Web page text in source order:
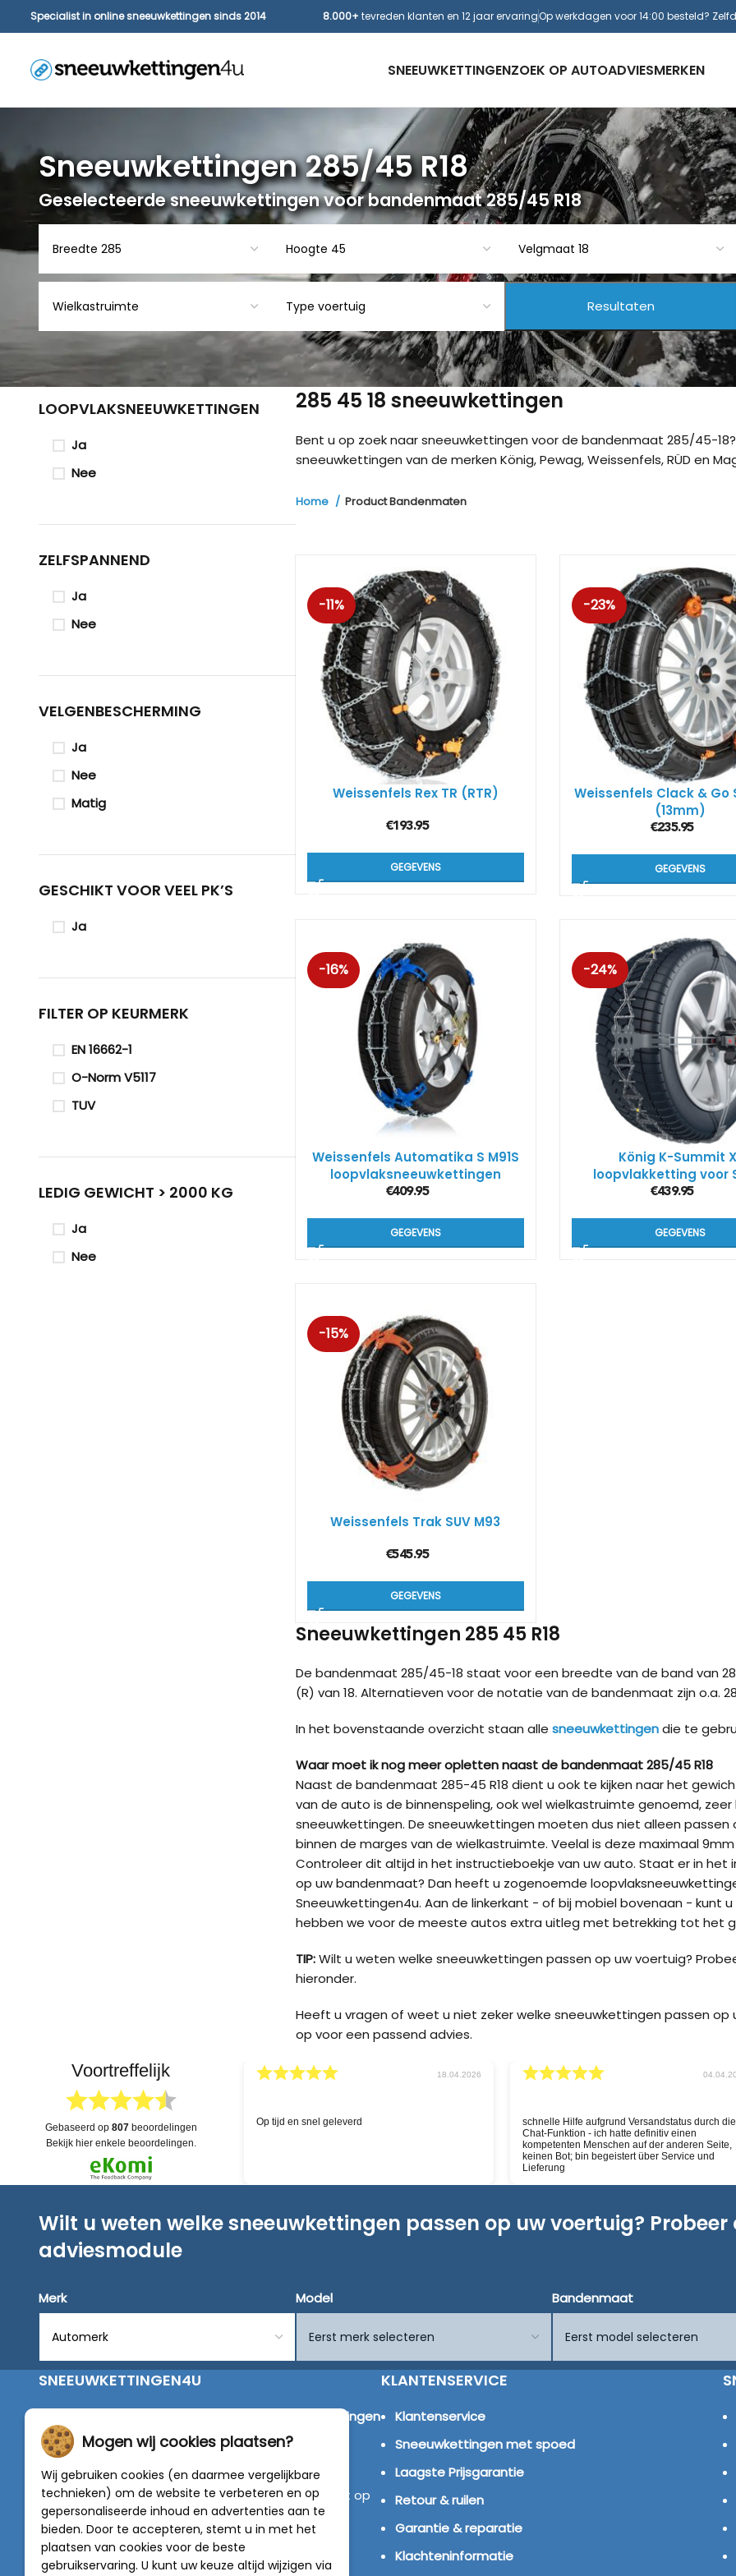
Specialist in online sneeuwkettingen sinds 2014 8.000+ tevreden klanten en 12 jaar ervaringOp werkdagen voor 14:00 besteld?
SNEEUWKETTINGENZOEK OP AUTOADVIESMERKEN
Sneeuwkettingen 285/45 R18
Geselecteerde sneeuwkettingen voor bandenmaat 285/45 R18
285 45 18 sneeuwkettingen
Bent u op zoek naar sneeuwkettingen voor de bandenmaat 285/45-
sneeuwkettingen van de merken König, Pewag, Weissenfels, RÜD en
Home Product Bandenmaten
-11%
Weissenfels Rex TR (RTR)
€193.95
GEGEVENS
-23%
Weissenfels Clack & Go
(13mm)
€235.95
GEGEVENS
-16%
Weissenfels Automatika S M91S
loopvlaksneeuwkettingen
€409.95
GEGEVENS
-24%
König K-Summit
loopvlakketting voor
€439.95
GEGEVENS
-15%
Weissenfels Trak SUV M93
€545.95
GEGEVENS
Sneeuwkettingen 285 45 R18
De bandenmaat 285/45-18 staat voor een breedte van de band van
(R) van 18. Alternatieven voor de notatie van de bandenmaat zijn o.a.
In het bovenstaande overzicht staan alle sneeuwkettingendie te
Waar moet ik nog meer opletten naast de bandenmaat 285/45 R18
Naast de bandenmaat 285-45 R18 dient u ook te kijken naar het
van de auto is de binnenspeling, ook wel wielkastruimte genoemd,
sneeuwkettingen. De sneeuwkettingen moeten dus niet alleen
binnen de marges van de wielkastruimte. Veelal is deze maximaal
Controleer dit altijd in het instructieboekje van uw auto. Staat er in het
op uw bandenmaat? Dan heeft u zogenoemde
Sneeuwkettingen4u. Aan de linkerkant - of bij mobiel bovenaan - kunt
hebben we voor de meeste autos extra uitleg met betrekking tot het
TIP:Wilt u weten welke sneeuwkettingen passen op uw voertuig?
hieronder.
Heeft u vragen of weet u niet zeker welke sneeuwkettingen passen
op voor een passend advies.
LOOPVLAKSNEEUWKETTINGEN
Ja
Nee
ZELFSPANNEND
Ja
Nee
VELGENBESCHERMING
Ja
Nee
Matig
GESCHIKT VOOR VEEL PK’S
Ja
FILTER OP KEURMERK
EN 16662-1
O-Norm V5117
TUV
LEDIG GEWICHT > 2000 KG
Ja
Nee
Voortreffelijk
gebaseerd op 807beoordelingen
bekijk hier enkele beoordelingen.
hulp!
30.03.2026
Uitgebreide voorraad en snelle service, nu hopen
Goeie website, snelle service
Wilt u weten welke sneeuwkettingen passen op uw voertuig?
adviesmodule
Merk Model Bandenmaat
SNEEUWKETTINGEN4U
sneeuwkettingen
van alleen de beste merken zoals Pewag, König,
Weissenfels, Maggi en RÜD.
Vragen of graag persoonlijk advies? Neem contact op
met onze experts :0318 - 250030
4.5 van 5
van788 beoordelingen
KLANTENSERVICE
Klantenservice
Sneeuwkettingen met spoed
Laagste Prijsgarantie
Retour & ruilen
Garantie & reparatie
Klachteninformatie
Mogen wij cookies plaatsen?
Wij gebruiken cookies (en daarmee vergelijkbare
technieken) om de website te verbeteren en op
gepersonaliseerde inhoud en advertenties aan te
bieden. Door te accepteren, stemt u in met het
plaatsen van cookies voor de beste
gebruikservaring. U kunt uw keuze altijd wijzigen via